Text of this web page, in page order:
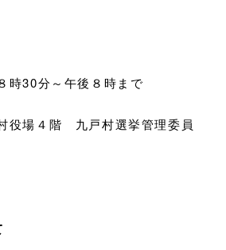
30分～午後８時まで
場４階 九戸村選挙管理委員